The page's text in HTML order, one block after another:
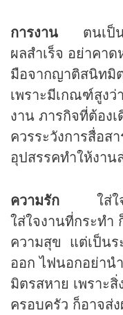
การงาน ตนเป็น
ผลสำเร็จ อย่าคา
มือจากญาติสนิทมิ
เพราะมีเกณฑ์สูงว่
งาน ภารกิจที่ต้อง
ควรระวังการสื่อส
อุปสรรคทำให้งาน
ความรัก ใส่ใจ
ใส่ใจงานที่กระทำ
ความสุข แต่เป็นร
ออก ไฟนอกอย่าน
มิตรสหาย เพราะ
ครอบครัว ก็อาจส่